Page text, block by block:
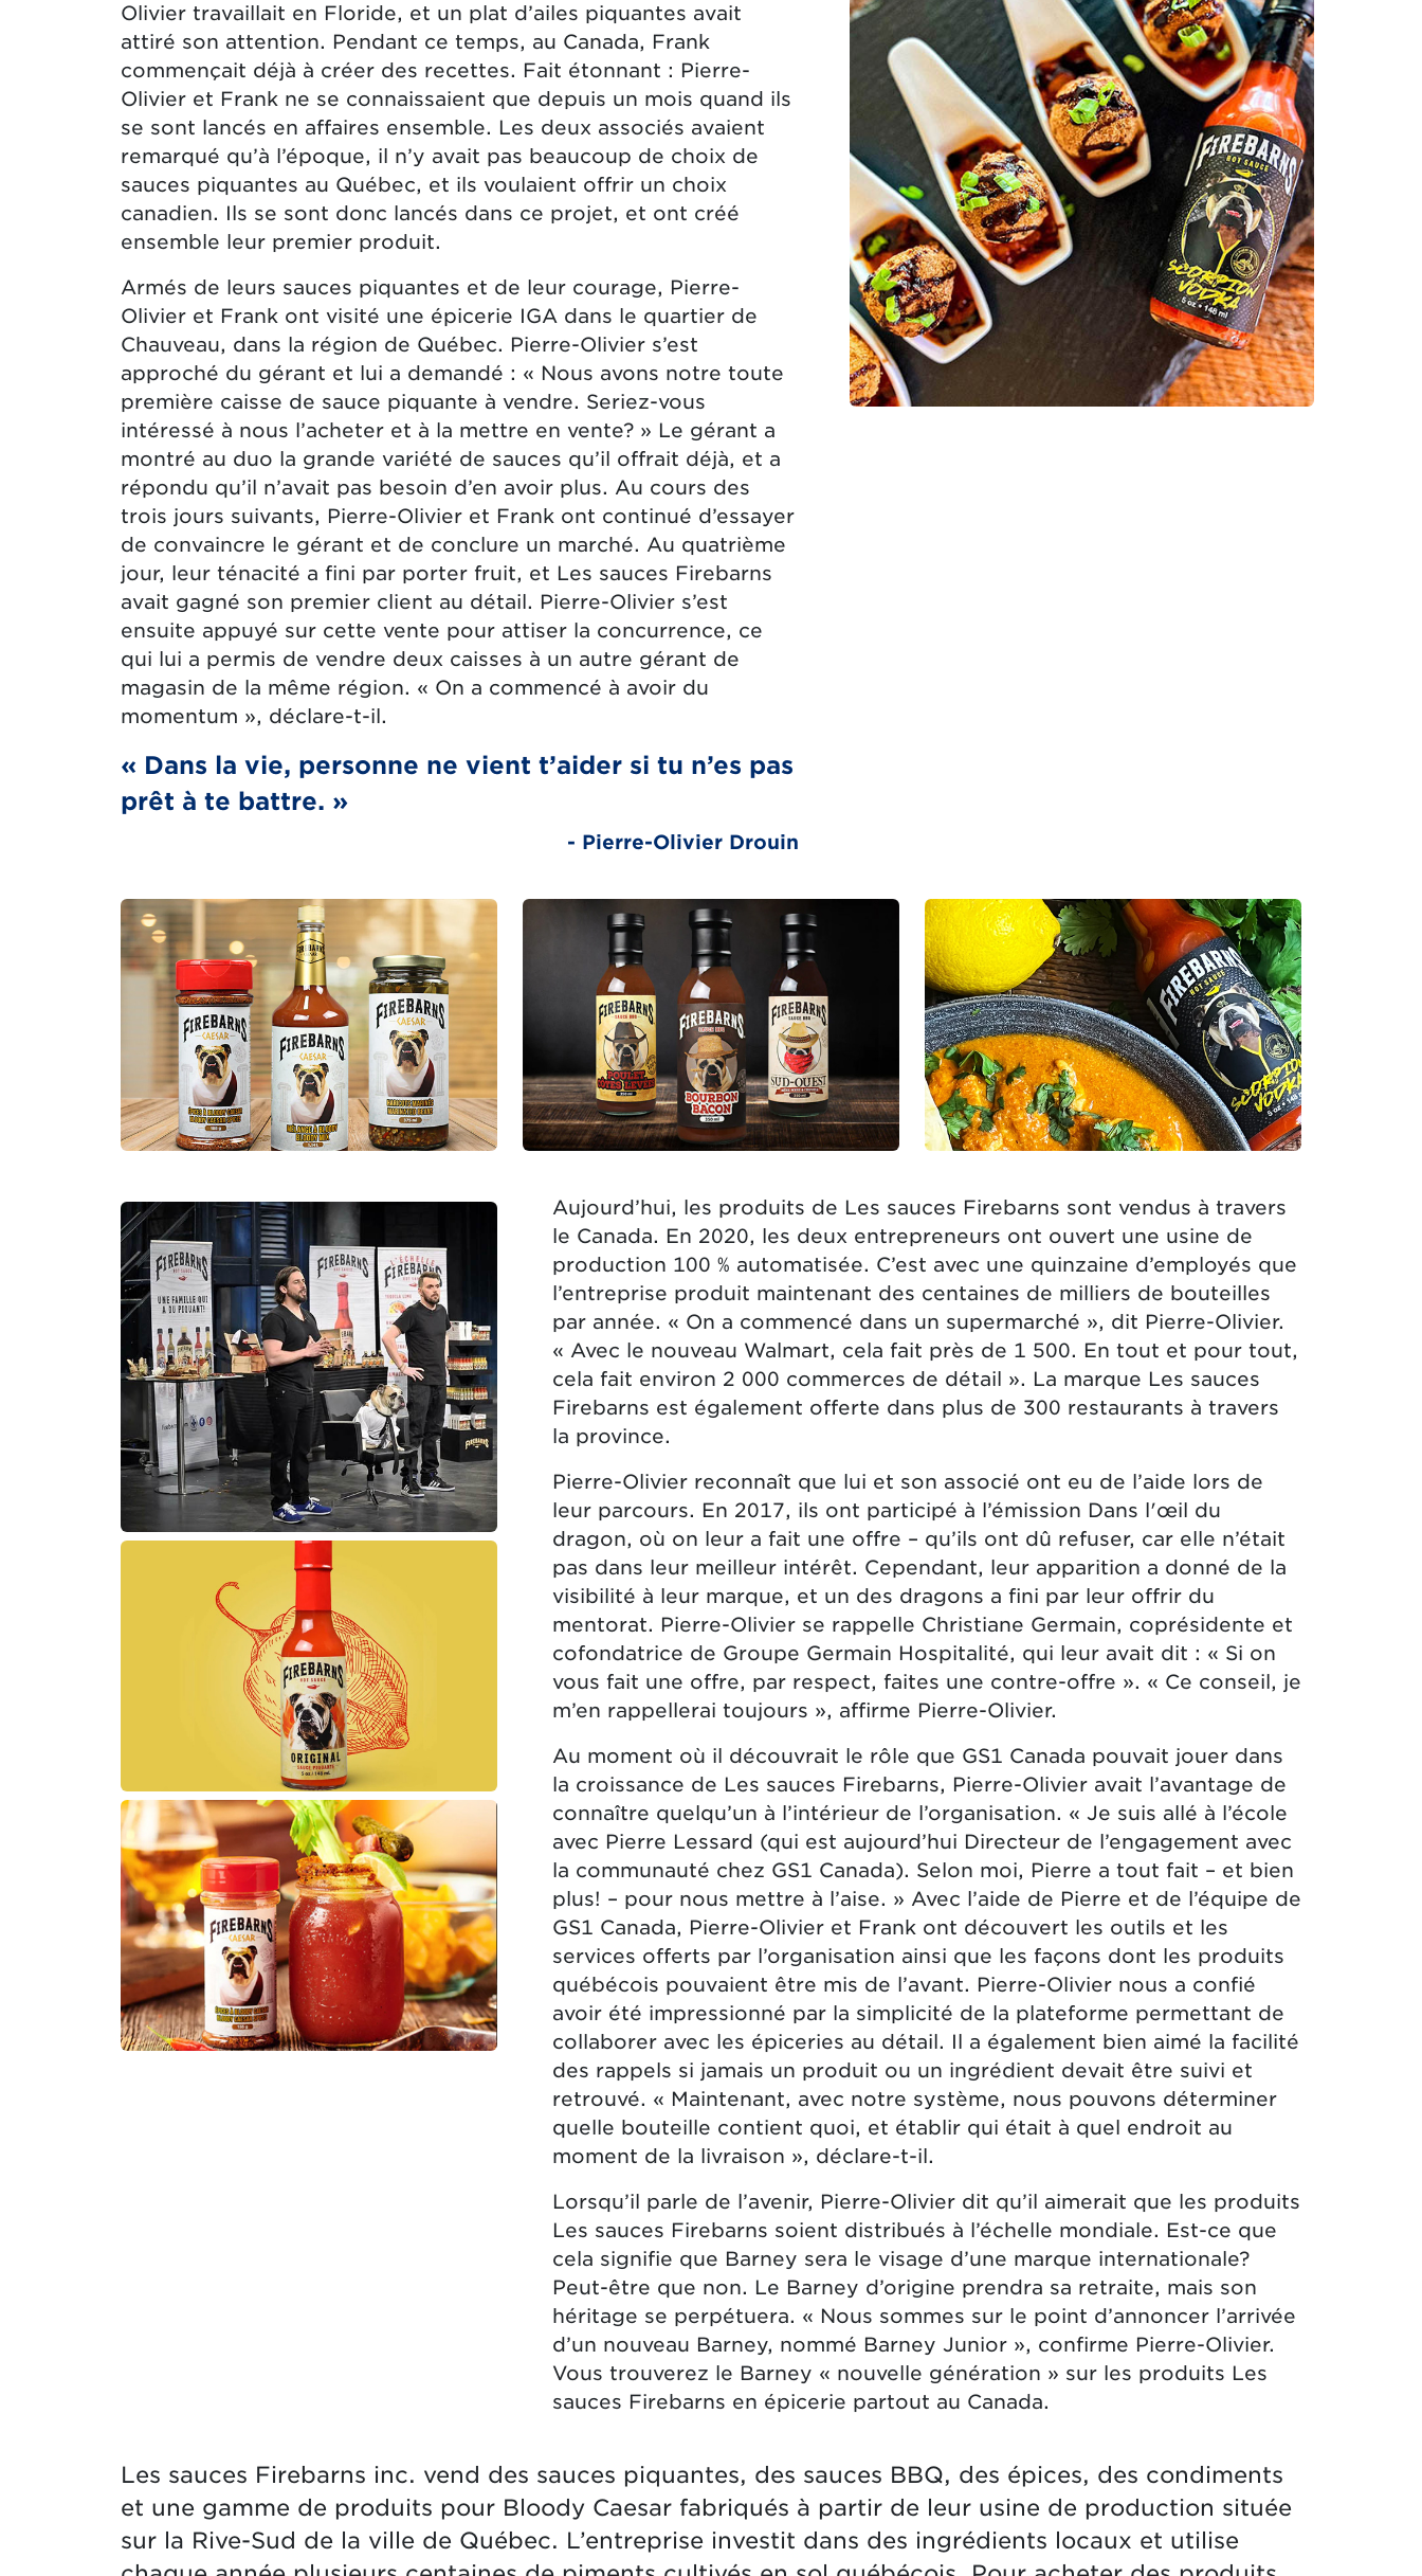
Olivier travaillait en Floride, et un plat d’ailes piquantes avait
attiré son attention. Pendant ce temps, au Canada, Frank
commençait déjà à créer des recettes. Fait étonnant : Pierre-
Olivier et Frank ne se connaissaient que depuis un mois quand ils
se sont lancés en affaires ensemble. Les deux associés avaient
remarqué qu’à l’époque, il n’y avait pas beaucoup de choix de
sauces piquantes au Québec, et ils voulaient offrir un choix
canadien. Ils se sont donc lancés dans ce projet, et ont créé
ensemble leur premier produit.
Armés de leurs sauces piquantes et de leur courage, Pierre-
Olivier et Frank ont visité une épicerie IGA dans le quartier de
Chauveau, dans la région de Québec. Pierre-Olivier s’est
approché du gérant et lui a demandé : « Nous avons notre toute
première caisse de sauce piquante à vendre. Seriez-vous
intéressé à nous l’acheter et à la mettre en vente? » Le gérant a
montré au duo la grande variété de sauces qu’il offrait déjà, et a
répondu qu’il n’avait pas besoin d’en avoir plus. Au cours des
trois jours suivants, Pierre-Olivier et Frank ont continué d’essayer
de convaincre le gérant et de conclure un marché. Au quatrième
jour, leur ténacité a fini par porter fruit, et Les sauces Firebarns
avait gagné son premier client au détail. Pierre-Olivier s’est
ensuite appuyé sur cette vente pour attiser la concurrence, ce
qui lui a permis de vendre deux caisses à un autre gérant de
magasin de la même région. « On a commencé à avoir du
momentum », déclare-t-il.
« Dans la vie, personne ne vient t’aider si tu n’es pas
prêt à te battre. »
- Pierre-Olivier Drouin
Aujourd’hui, les produits de Les sauces Firebarns sont vendus à travers
le Canada. En 2020, les deux entrepreneurs ont ouvert une usine de
production 100 % automatisée. C’est avec une quinzaine d’employés que
l’entreprise produit maintenant des centaines de milliers de bouteilles
par année. « On a commencé dans un supermarché », dit Pierre-Olivier.
« Avec le nouveau Walmart, cela fait près de 1 500. En tout et pour tout,
cela fait environ 2 000 commerces de détail ». La marque Les sauces
Firebarns est également offerte dans plus de 300 restaurants à travers
la province.
Pierre-Olivier reconnaît que lui et son associé ont eu de l’aide lors de
leur parcours. En 2017, ils ont participé à l’émission Dans l'œil du
dragon, où on leur a fait une offre – qu’ils ont dû refuser, car elle n’était
pas dans leur meilleur intérêt. Cependant, leur apparition a donné de la
visibilité à leur marque, et un des dragons a fini par leur offrir du
mentorat. Pierre-Olivier se rappelle Christiane Germain, coprésidente et
cofondatrice de Groupe Germain Hospitalité, qui leur avait dit : « Si on
vous fait une offre, par respect, faites une contre-offre ». « Ce conseil, je
m’en rappellerai toujours », affirme Pierre-Olivier.
Au moment où il découvrait le rôle que GS1 Canada pouvait jouer dans
la croissance de Les sauces Firebarns, Pierre-Olivier avait l’avantage de
connaître quelqu’un à l’intérieur de l’organisation. « Je suis allé à l’école
avec Pierre Lessard (qui est aujourd’hui Directeur de l’engagement avec
la communauté chez GS1 Canada). Selon moi, Pierre a tout fait – et bien
plus! – pour nous mettre à l’aise. » Avec l’aide de Pierre et de l’équipe de
GS1 Canada, Pierre-Olivier et Frank ont découvert les outils et les
services offerts par l’organisation ainsi que les façons dont les produits
québécois pouvaient être mis de l’avant. Pierre-Olivier nous a confié
avoir été impressionné par la simplicité de la plateforme permettant de
collaborer avec les épiceries au détail. Il a également bien aimé la facilité
des rappels si jamais un produit ou un ingrédient devait être suivi et
retrouvé. « Maintenant, avec notre système, nous pouvons déterminer
quelle bouteille contient quoi, et établir qui était à quel endroit au
moment de la livraison », déclare-t-il.
Lorsqu’il parle de l’avenir, Pierre-Olivier dit qu’il aimerait que les produits
Les sauces Firebarns soient distribués à l’échelle mondiale. Est-ce que
cela signifie que Barney sera le visage d’une marque internationale?
Peut-être que non. Le Barney d’origine prendra sa retraite, mais son
héritage se perpétuera. « Nous sommes sur le point d’annoncer l’arrivée
d’un nouveau Barney, nommé Barney Junior », confirme Pierre-Olivier.
Vous trouverez le Barney « nouvelle génération » sur les produits Les
sauces Firebarns en épicerie partout au Canada.
Les sauces Firebarns inc. vend des sauces piquantes, des sauces BBQ, des épices, des condiments
et une gamme de produits pour Bloody Caesar fabriqués à partir de leur usine de production située
sur la Rive-Sud de la ville de Québec. L’entreprise investit dans des ingrédients locaux et utilise